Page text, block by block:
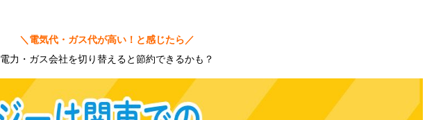
＼電気代・ガス代が高い！と感じたら／
電力・ガス会社を切り替えると節約できるかも？